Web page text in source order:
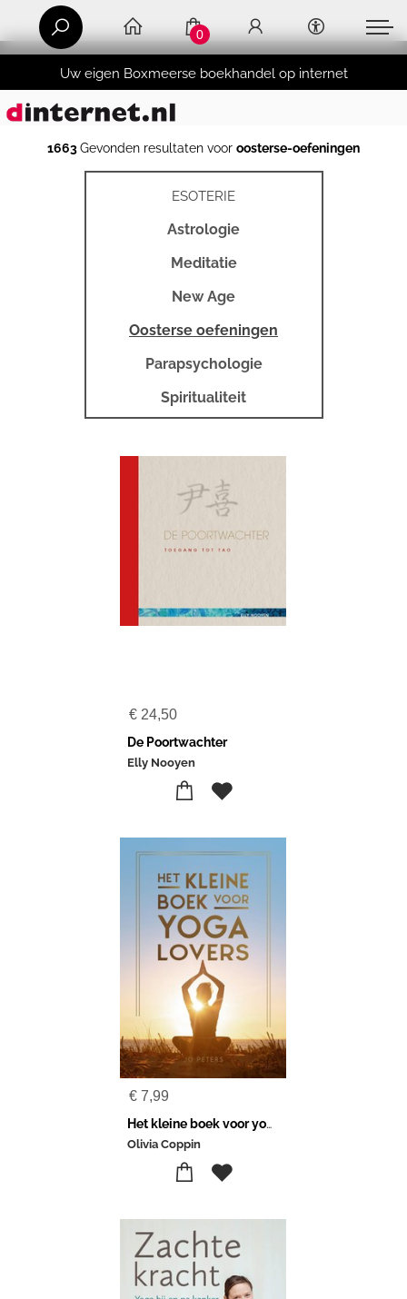
Uw eigen Boxmeerse boekhandel op internet
0
1663Gevonden resultaten voor oosterse-oefeningen
ESOTERIE
Astrologie
Meditatie
New Age
Oosterse oefeningen
Parapsychologie
Spiritualiteit
€ 24,50
De Poortwachter
Elly Nooyen
€ 7,99
Het kleine boek voor yogalovers
Olivia Coppin